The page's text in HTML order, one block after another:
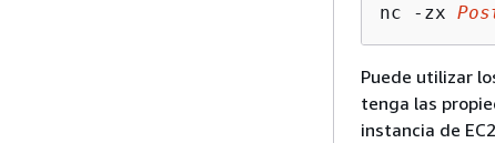
nc -zx
Puede utilizar
tenga las
instancia de